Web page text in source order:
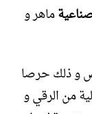
ماهر و
و ذلك حرصا
من الرقي و